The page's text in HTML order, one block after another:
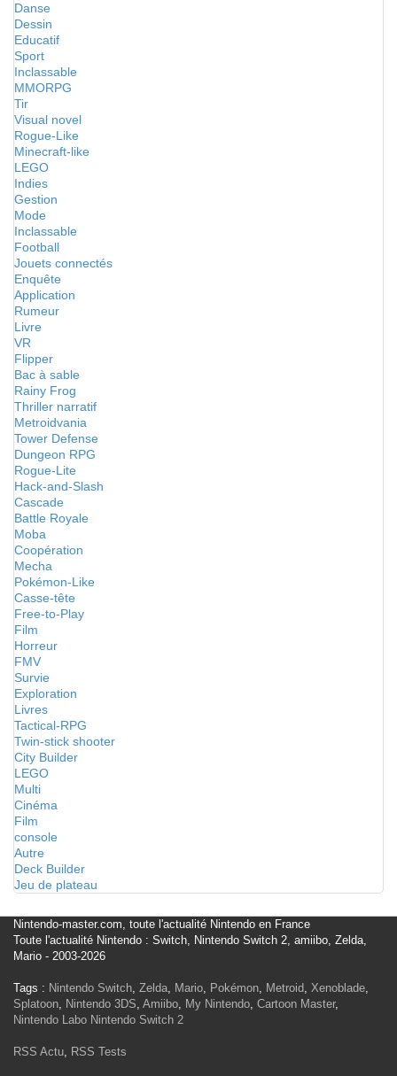
Danse
Dessin
Educatif
Sport
Inclassable
MMORPG
Tir
Visual novel
Rogue-Like
Minecraft-like
LEGO
Indies
Gestion
Mode
Inclassable
Football
Jouets connectés
Enquête
Application
Rumeur
Livre
VR
Flipper
Bac à sable
Rainy Frog
Thriller narratif
Metroidvania
Tower Defense
Dungeon RPG
Rogue-Lite
Hack-and-Slash
Cascade
Battle Royale
Moba
Coopération
Mecha
Pokémon-Like
Casse-tête
Free-to-Play
Film
Horreur
FMV
Survie
Exploration
Livres
Tactical-RPG
Twin-stick shooter
City Builder
LEGO
Multi
Cinéma
Film
console
Autre
Deck Builder
Jeu de plateau
Nintendo-master.com, toute l'actualité Nintendo en France
Toute l'actualité Nintendo : Switch, Nintendo Switch 2, amiibo, Zelda,
Mario - 2003-2026
Tags : Nintendo Switch, Zelda, Mario, Pokémon, Metroid, Xenoblade,
Splatoon, Nintendo 3DS, Amiibo, My Nintendo, Cartoon Master,
Nintendo Labo Nintendo Switch 2
RSS Actu, RSS Tests